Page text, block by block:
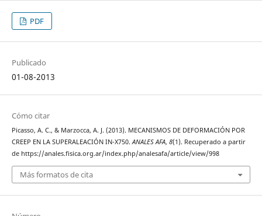
PDF
Publicado
01-08-2013
Cómo citar
Picasso, A. C., & Marzocca, A. J. (2013). MECANISMOS DE DEFORMACIÓN POR
CREEP EN LA SUPERALEACIÓN IN-X750.ANALES AFA, 8(1). Recuperado a partir
de https://anales.fisica.org.ar/index.php/analesafa/article/view/998
Más formatos de cita